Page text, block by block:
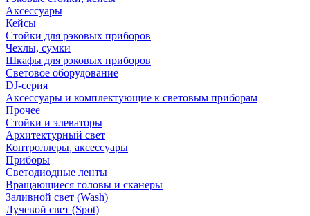
Аксессуары
Кейсы
Стойки для рэковых приборов
Чехлы, сумки
Шкафы для рэковых приборов
Световое оборудование
DJ-серия
Аксессуары и комплектующие к световым приборам
Прочее
Стойки и элеваторы
Архитектурный свет
Контроллеры, аксессуары
Приборы
Светодиодные ленты
Вращающиеся головы и сканеры
Заливной свет (Wash)
Лучевой свет (Spot)